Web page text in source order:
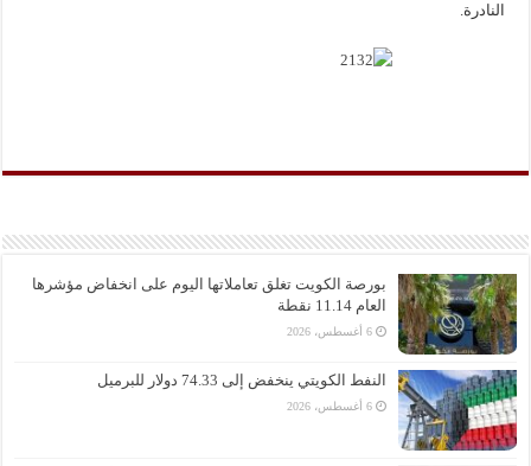
النادرة.
بورصة الكويت تغلق تعاملاتها اليوم على انخفاض مؤشرها
العام 11.14 نقطة
6 أغسطس، 2026
النفط الكويتي ينخفض إلى 74.33 دولار للبرميل
6 أغسطس، 2026